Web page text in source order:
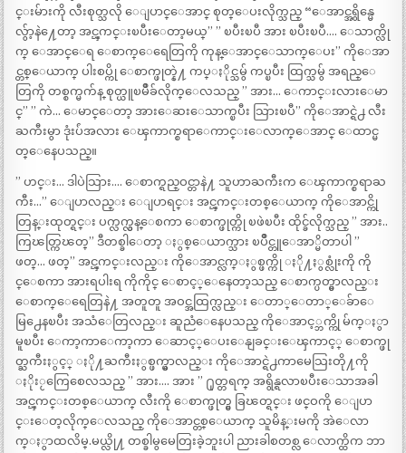
င္းမ်ားကို လီးစုတ္သလို ေျပာင္ေအာင္ စုတ္ေပးလိုက္သည္ “ေအာင္အရွိန္မေ
လွ်ာ့နဲ႔ေတာ့ အင္ၾကင္းၿပီးေတာ့မယ္” ” ၿပီးၿပီ အား ၿပီးၿပီ…. ေသာက္လို
က္ ေအာင္ေရ ေစာက္ေရေတြကို ကုန္ေအာင္ေသာက္ေပး” ကိုေအာ
င္တစ္ေယာက္ ပါးစပ္ကို ေစာက္ဖုတ္နဲ႔ ကပ္ႏိုင္သမွ် ကပ္ၿပီး ထြက္သမွ် အရည္ေ
တြကို တစ္စက္မက်န္ စုတ္ယူၿမိဳခ်လိုက္ေလသည္ ” အား… ေကာင္းလားေမာ
င္” ” ကဲ… ေမာင္ေတာ့ အားေဆးေသာက္ၿပီး သြားၿပီ” ကိုေအာင္ရဲ႕ လီး
ႀကီးမွာ ဒုံးပ်ံအလား ေၾကာက္စရာေကာင္းေလာက္ေအာင္ ေထာင္မ
တ္ေနေပသည္။
” ဟင္း… ဒါပဲသြား…. ေစာက္ရည္ဝင္တာနဲ႔ သူဟာႀကီးက ေၾကာက္စရာႀ
ကီး…” ေျပာလည္း ေျပာရင္း အင္ၾကင္းတစ္ေယာက္ ကိုေအာင္ကို
တြန္းထုတ္ရင္း ပက္လက္လွန္ေစကာ ေစာက္ဖုတ္ကို ၿဖဲၿပီး ထိုင္ခ်လိုက္သည္ ” အား..
ကြၽတ္ကြၽတ္” ဒီတစ္ခါေတာ့ ႏွစ္ေယာက္သား ၿပိဳင္တူေအာ္မိတာပါ ”
ဖတ္… ဖတ္” အင္ၾကင္းလည္း ကိုေအာင္လက္ႏွစ္ဖက္ကို ႏို႔ႏွစ္လုံးကို ကို
င္ေစကာ အားရပါးရ ကိုကိုင္ ေစာင့္ေနေတာ့သည္ ေစာက္ပတ္မွာလည္း
ေစာက္ေရေတြနဲ႔ အတူတူ အဝင္အထြက္လည္း ေတာ္ေတာ္ေခ်ာေ
မြ႕ေနၿပီး အသံေတြလည္း ဆူညံေနေပသည္ ကိုေအာင့္ဘက္ကို မ်က္ႏွာ
မူၿပီး ေကာ့ကာေကာ့ကာ ေဆာင့္ေပးေနျခင္းေၾကာင့္ ေစာက္ဖု
တ္ႀကီးႏွင့္ ႏို႔ႀကီးႏွစ္ဖက္မွာလည္း ကိုေအာင္ရဲ႕ကာမေသြးတို႔ကို
ႏိုးႂကြေစေလသည္ ” အား…. အား ” ႐ုတ္တရက္ အရွိန္ရလာၿပီးေသာအခါ
အင္ၾကင္းတစ္ေယာက္ လီးကို ေစာက္ဖုတ္မွ ခြၽတ္ရင္း ဖင္ဝကို ေျပာ
င္းေတ့လိုက္ေလသည္ ကိုေအာင္တစ္ေယာက္ သူမိန္းမကို အဲေလာ
က္ႏွာထလိမ္.မယ္လို႔ တစ္ခါမွမေတြးခဲ့ဘူးပါ ညားခါစတစ္လ ေလာက္ထိက ဘာ